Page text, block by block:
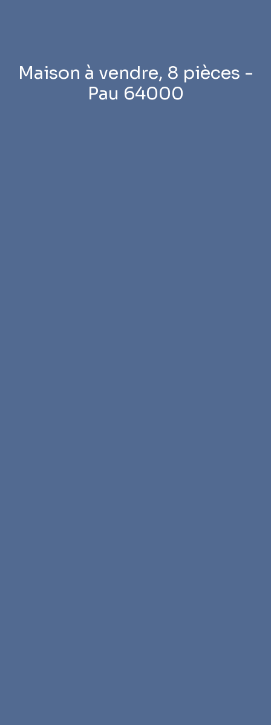
Maison à vendre, 8 pièces -
Pau 64000